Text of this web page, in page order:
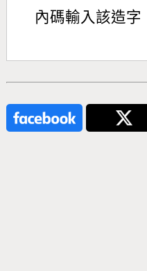
內碼輸入該造字